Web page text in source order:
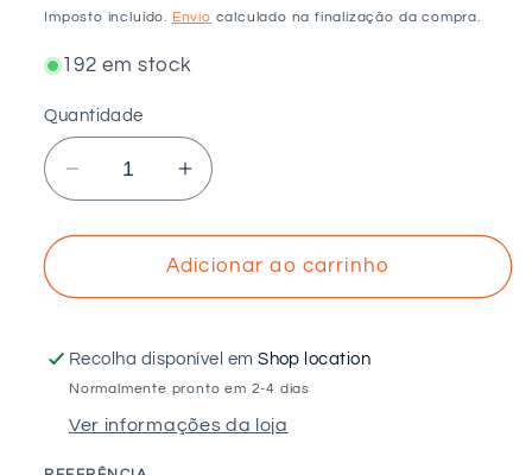
normal
Imposto incluído. Envio calculado na finalização da compra.
192 em stock
Quantidade
Diminuir
a
quantidade
Parafuso
T
M10x30
Aumentar
a
quantidade
de
Parafuso
T
M10x30
Adicionar ao carrinho
Recolha disponível emShop location
Normalmente pronto em 2-4 dias
Ver informações da loja